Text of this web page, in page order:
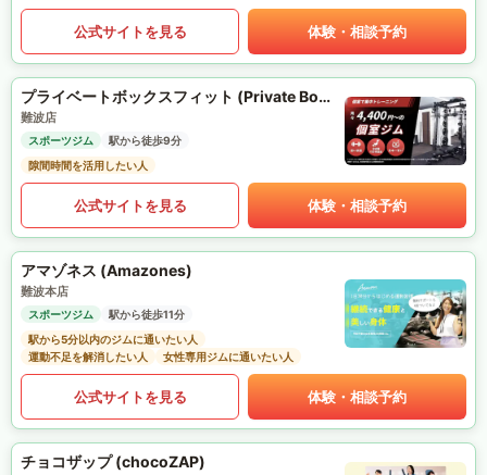
公式サイトを見る 体験・相談予約
プライベートボックスフィット (Private Box Fit)
難波店
スポーツジム
駅から徒歩9分
隙間時間を活用したい人
公式サイトを見る 体験・相談予約
アマゾネス (Amazones)
難波本店
スポーツジム
駅から徒歩11分
駅から5分以内のジムに通いたい人
運動不足を解消したい人
女性専用ジムに通いたい人
公式サイトを見る 体験・相談予約
チョコザップ (chocoZAP)